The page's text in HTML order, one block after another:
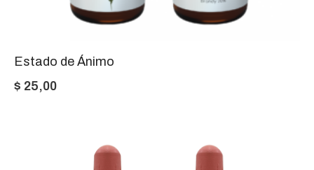
Estado de Ánimo
$ 25,00